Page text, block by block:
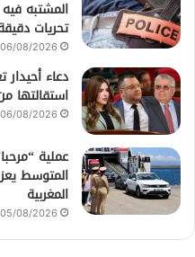
المشتبه
تحريات
06/08/2026
دعاء
استقالتها
06/08/2026
المتوسط
المغربية
05/08/2026